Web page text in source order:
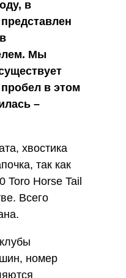
в
в
Мы
в этом
–
хвостика
так как
Toro Horse Tail
Всего
номер